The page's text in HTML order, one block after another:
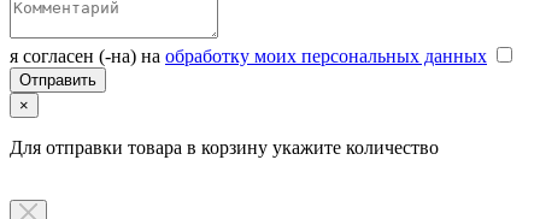
я согласен (-на) на обработку моих персональных данных
×
Для отправки товара в корзину укажите количество